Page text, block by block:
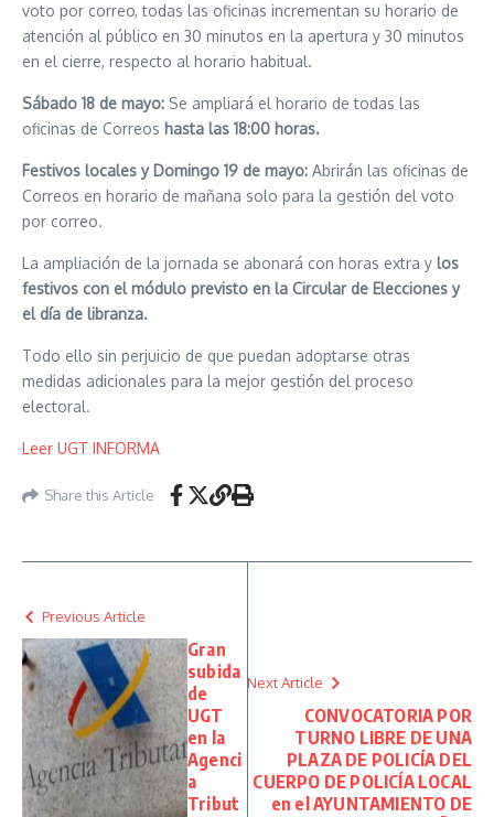
voto por correo, todas las oficinas incrementan su horario de
atención al público en 30 minutos en la apertura y 30 minutos
en el cierre, respecto al horario habitual.
Sábado 18 de mayo: Se ampliará el horario de todas las
oficinas de Correos hasta las 18:00 horas.
Festivos locales y Domingo 19 de mayo: Abrirán las oficinas de
Correos en horario de mañana solo para la gestión del voto
por correo.
La ampliación de la jornada se abonará con horas extra y los
festivos con el módulo previsto en la Circular de Elecciones y
el día de libranza.
Todo ello sin perjuicio de que puedan adoptarse otras
medidas adicionales para la mejor gestión del proceso
electoral.
Leer UGT INFORMA
Share this Article
Previous Article
Gran
subida
de
UGT
en la
Agenci
a
Tribut
Next Article
CONVOCATORIA POR
TURNO LIBRE DE UNA
PLAZA DE POLICÍA DEL
CUERPO DE POLICÍA LOCAL
en el AYUNTAMIENTO DE